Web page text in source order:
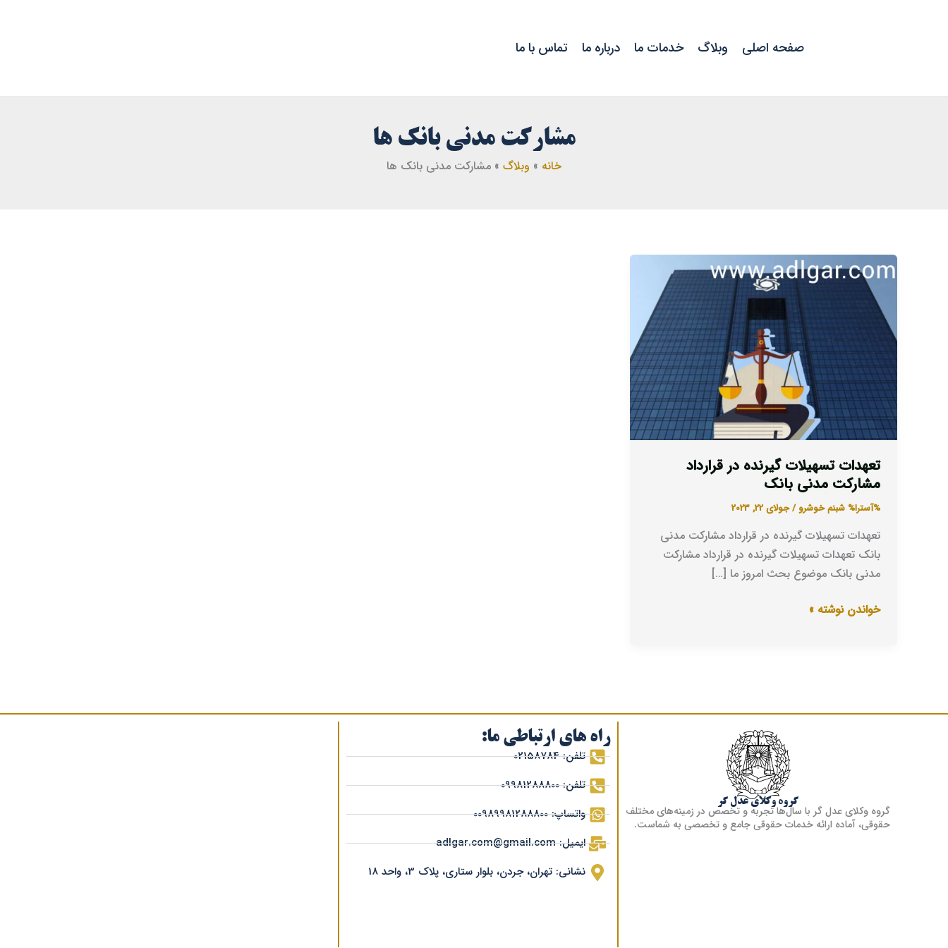
صفحه اصلی وبلاگ خدمات ما درباره ما تماس با ما
مشارکت مدنی بانک ها
خانه وبلاگ مشارکت مدنی بانک ها
تعهدات تسهیلات گیرنده در قرارداد
مشارکت مدنی بانک
%آسترا% شبنم خوشرو/جولای 22, 2023
تعهدات تسهیلات گیرنده در قرارداد مشارکت مدنی
بانک تعهدات تسهیلات گیرنده در قرارداد مشارکت
مدنی بانک موضوع بحث امروز ما […]
تعهدات
تسهیلات
گیرنده
قرارداد
مشارکت
مدنی
بانک
خواندن نوشته »
گروه وکلای عدل گر
گروه وکلای عدل گر با سال‌ها تجربه و تخصص در زمینه‌های مختلف
حقوقی، آماده ارائه خدمات حقوقی جامع و تخصصی به شماست.
راه های ارتباطی ما:
تلفن: 02158784
تلفن: 09981288800
واتساپ: 00989981288800
ایمیل: adlgar.com@gmail.com
نشانی: تهران، جردن، بلوار ستاری، پلاک 3، واحد 18